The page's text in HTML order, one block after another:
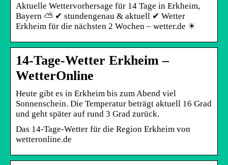
Aktuelle Wettervorhersage für 14 Tage in Erkheim,
Bayern ⛅ ✔ stundengenau & aktuell ✔ Wetter
Erkheim für die nächsten 2 Wochen – wetter.de ☀
14-Tage-Wetter Erkheim –
WetterOnline
Heute gibt es in Erkheim bis zum Abend viel
Sonnenschein. Die Temperatur beträgt aktuell 16 Grad
und geht später auf rund 3 Grad zurück.
Das 14-Tage-Wetter für die Region Erkheim von
wetteronline.de